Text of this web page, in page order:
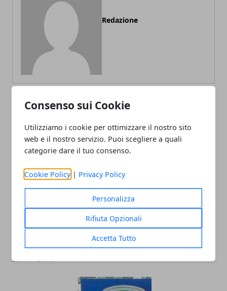
Consenso sui Cookie
Utilizziamo i cookie per ottimizzare il nostro sito
web e il nostro servizio. Puoi scegliere a quali
categorie dare il tuo consenso.
Cookie Policy | Privacy Policy
Personalizza
Rifiuta Opzionali
Accetta Tutto
Redazione
L'importanza della manutenzione per
un campo sportivo
25/09/2019